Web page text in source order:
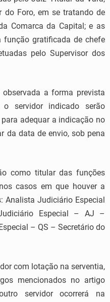
Foro, em se tratando de
Comarca da Capital; e as
função gratificada de chefe
pelo Supervisor dos
a forma prevista
servidor indicado serão
adequar a indicação no
da data de envio, sob pena
como titular das funções
casos em que houver a
Analista Judiciário Especial
Especial – AJ –
– QS – Secretário do
com lotação na serventia,
mencionados no artigo
servidor ocorrerá na